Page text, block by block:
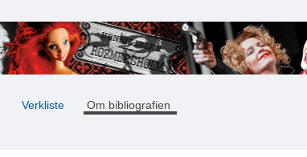
Verkliste Om bibliografien